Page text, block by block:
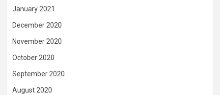
January 2021
December 2020
November 2020
October 2020
September 2020
August 2020